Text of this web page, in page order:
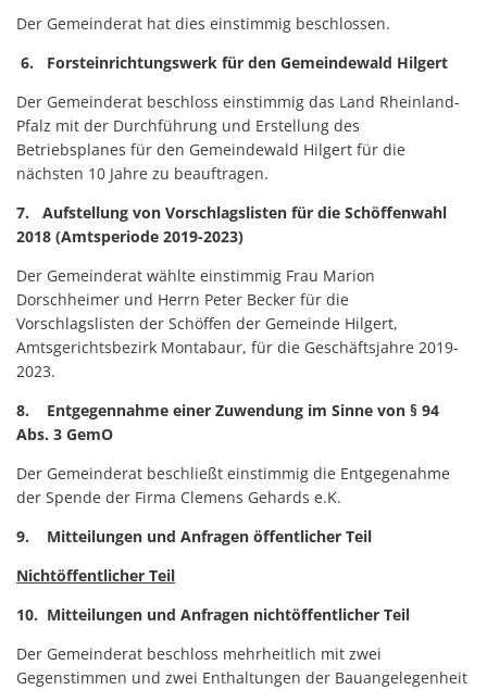
Der Gemeinderat hat dies einstimmig beschlossen.
6. Forsteinrichtungswerk für den Gemeindewald Hilgert
Der Gemeinderat beschloss einstimmig das Land Rheinland-
Pfalz mit der Durchführung und Erstellung des
Betriebsplanes für den Gemeindewald Hilgert für die
nächsten 10 Jahre zu beauftragen.
7. Aufstellung von Vorschlagslisten für die Schöffenwahl
2018 (Amtsperiode 2019-2023)
Der Gemeinderat wählte einstimmig Frau Marion
Dorschheimer und Herrn Peter Becker für die
Vorschlagslisten der Schöffen der Gemeinde Hilgert,
Amtsgerichtsbezirk Montabaur, für die Geschäftsjahre 2019-
2023.
8. Entgegennahme einer Zuwendung im Sinne von § 94
Abs. 3 GemO
Der Gemeinderat beschließt einstimmig die Entgegenahme
der Spende der Firma Clemens Gehards e.K.
9. Mitteilungen und Anfragen öffentlicher Teil
Nichtöffentlicher Teil
10. Mitteilungen und Anfragen nichtöffentlicher Teil
Der Gemeinderat beschloss mehrheitlich mit zwei
Gegenstimmen und zwei Enthaltungen der Bauangelegenheit